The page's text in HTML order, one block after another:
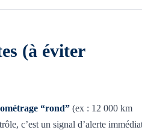
(à éviter
“rond” (ex : 12 000 km
c’est un signal d’alerte